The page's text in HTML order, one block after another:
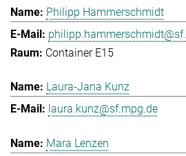
Philipp Hammerschmidt
Container E15
Laura-Jana Kunz
laura.kunz@sf.mpg.de
Mara Lenzen